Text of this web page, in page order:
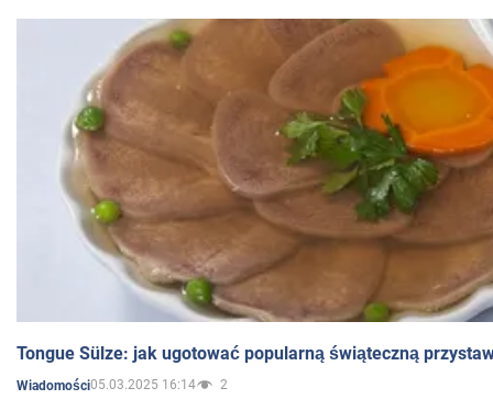
Tongue Sülze: jak ugotować popularną świąteczną
Wiadomości05.03.2025 16:14 2